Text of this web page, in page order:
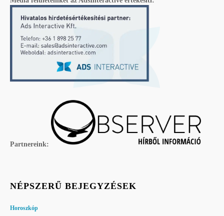
Partnereink:
NÉPSZERŰ BEJEGYZÉSEK
Horoszkóp